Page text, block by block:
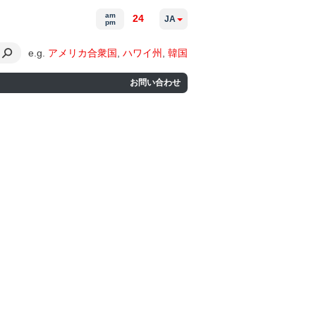
e.g. アメリカ合衆国 ハワイ州 韓国
お問い合わせ
am
pm
24 JA